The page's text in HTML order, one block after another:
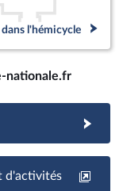
l'hémicycle
nationale.fr
d'activités